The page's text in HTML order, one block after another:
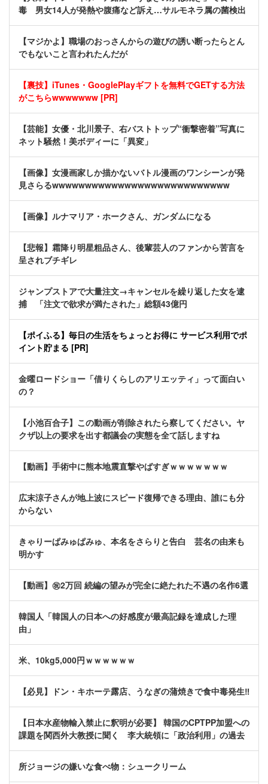
毒 男女14人が発熱や腹痛など訴え…サルモネラ属の菌検出
【マジかよ】職場のおっさんからの遊びの誘い断ったらとん
でもないこと言われたんだが
【裏技】iTunes・GooglePlayギフトを無料でGETする方法
がこちらwwwwwww [PR]
【芸能】女優・北川景子、右バストトップ“衝撃密着”写真に
ネット騒然！美ボディーに「異変」
【画像】女漫画家しか描かないバトル漫画のワンシーンが発
見さらるwwwwwwwwwwwwwwwwwwwwwwwwwww
【画像】ルナマリア・ホークさん、ガンダムになる
【悲報】霜降り明星粗品さん、後輩芸人のファンから苦言を
呈されブチギレ
ジャンプストアで大量注文→キャンセルを繰り返した女を逮
捕 「注文で欲求が満たされた」総額43億円
【ポイふる】毎日の生活をちょっとお得に サービス利用でポ
イント貯まる [PR]
金曜ロードショー「借りくらしのアリエッティ」って面白い
の？
【小池百合子】この動画が削除されたら察してください。ヤ
クザ以上の要求を出す都議会の実態を全て話しますね
【動画】手術中に熊本地震直撃やばすぎｗｗｗｗｗｗｗ
広末涼子さんが地上波にスピード復帰できる理由、誰にも分
からない
きゃりーぱみゅぱみゅ、本名をさらりと告白 芸名の由来も
明かす
【動画】㊗️2万回 続編の望みが完全に絶たれた不遇の名作6選
韓国人「韓国人の日本への好感度が最高記録を達成した理
由」
米、10kg5,000円ｗｗｗｗｗｗ
【必見】ドン・キホーテ露店、うなぎの蒲焼きで食中毒発生‼
【日本水産物輸入禁止に釈明が必要】 韓国のCPTPP加盟への
課題を関西外大教授に聞く 李大統領に「政治利用」の過去
所ジョージの嫌いな食べ物：シュークリーム